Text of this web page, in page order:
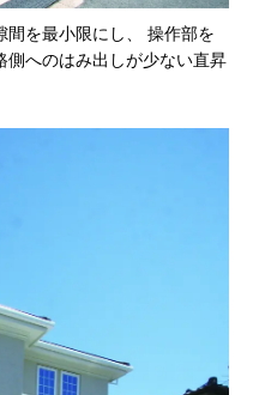
間を最小限にし、 操作部を
側へのはみ出しが少ない直昇